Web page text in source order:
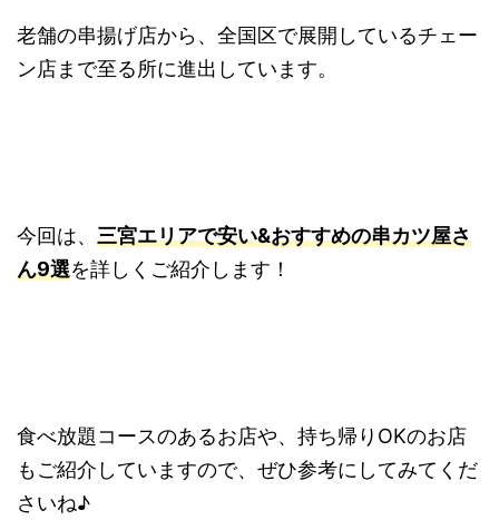
老舗の串揚げ店から、全国区で展開しているチェー
ン店まで至る所に進出しています。
今回は、 三宮エリアで安い&おすすめの串カツ屋さ
ん9選を詳しくご紹介します！
食べ放題コースのあるお店や、持ち帰りOKのお店
もご紹介していますので、ぜひ参考にしてみてくだ
さいね♪